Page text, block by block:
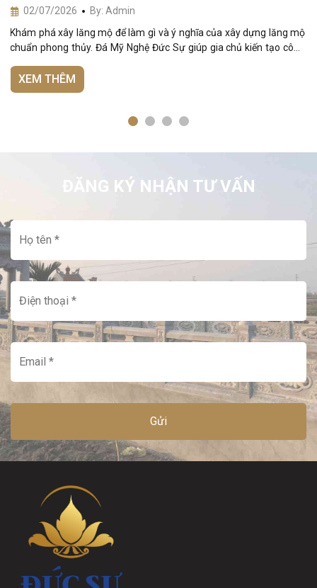
02/07/2026
By: Admin
Khám phá xây lăng mộ để làm gì và ý nghĩa của xây dựng lăng mộ
chuẩn phong thủy. Đá Mỹ Nghệ Đức Sự giúp gia chủ kiến tạo công
XEM THÊM
ĐĂNG KÝ NHẬN TƯ VẤN